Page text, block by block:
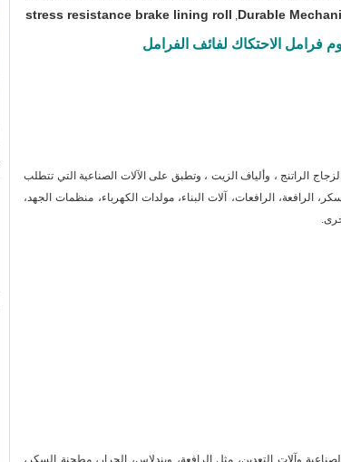
Durable
,
stress resistance brake lining roll
فرامل الاحتكاك لفائف الفرامل
الراتنج ، وألياف الزيت ، وتطبق على الآلات الصناعية التي تتطلب
الرافعة، الرافعات، آلات البناء، مولدات الكهرباء، منظمات الجهد،
وآلات التعدين، مثل الرافعة، ويندلاس، الجرار، مطحنة السكر،